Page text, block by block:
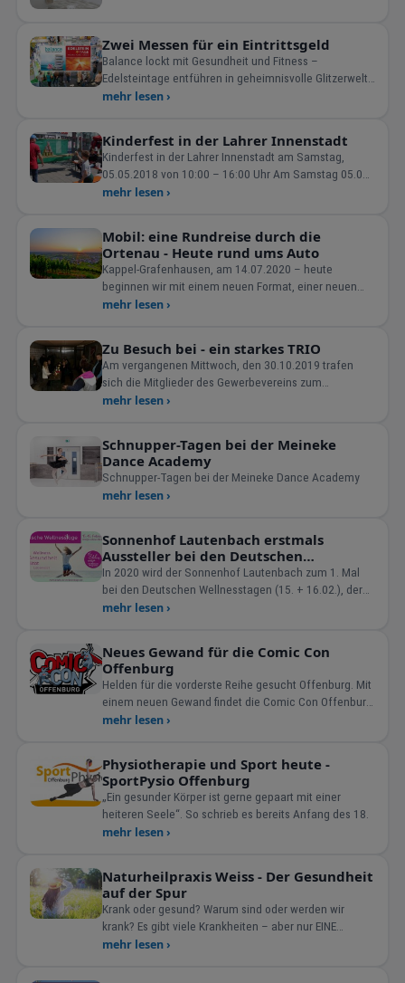
Zwei Messen für ein Eintrittsgeld
Balance lockt mit Gesundheit und Fitness –
Edelsteintage entführen in geheimnisvolle Glitzerwelt
Offenbu
mehr lesen ›
Kinderfest in der Lahrer Innenstadt
Kinderfest in der Lahrer Innenstadt am Samstag,
05.05.2018 von 10:00 – 16:00 Uhr Am Samstag 05.05.
ist es wieder soweit, die Lahrer Werbegemeinschaft
mehr lesen ›
Mobil: eine Rundreise durch die
Ortenau - Heute rund ums Auto
Kappel-Grafenhausen, am 14.07.2020 – heute
beginnen wir mit einem neuen Format, einer neuen
Serie der Berichtersta
mehr lesen ›
Zu Besuch bei - ein starkes TRIO
Am vergangenen Mittwoch, den 30.10.2019 trafen
sich die Mitglieder des Gewerbevereins zum
Unternehmeraustausch im R
mehr lesen ›
Schnupper-Tagen bei der Meineke
Dance Academy
Schnupper-Tagen bei der Meineke Dance Academy
mehr lesen ›
Sonnenhof Lautenbach erstmals
Aussteller bei den Deutschen
Wellnesstagen in Baden- Baden
In 2020 wird der Sonnenhof Lautenbach zum 1. Mal
bei den Deutschen Wellnesstagen (15. + 16.02.), der
Erlebnismesse rund
mehr lesen ›
Neues Gewand für die Comic Con
Offenburg
Helden für die vorderste Reihe gesucht Offenburg. Mit
einem neuen Gewand findet die Comic Con Offenburg
–
mehr lesen ›
Physiotherapie und Sport heute -
SportPysio Offenburg
„Ein gesunder Körper ist gerne gepaart mit einer
heiteren Seele“. So schrieb es bereits Anfang des 18.
mehr lesen ›
Naturheilpraxis Weiss - Der Gesundheit
auf der Spur
Krank oder gesund? Warum sind oder werden wir
krank? Es gibt viele Krankheiten – aber nur EINE
Gesundheit!
mehr lesen ›